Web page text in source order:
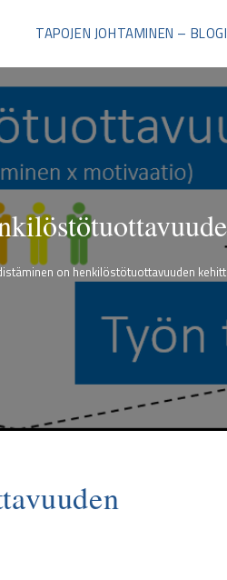
TAPOJEN JOHTAMINEN – BLOGI
on henkilöstötuottavuuden